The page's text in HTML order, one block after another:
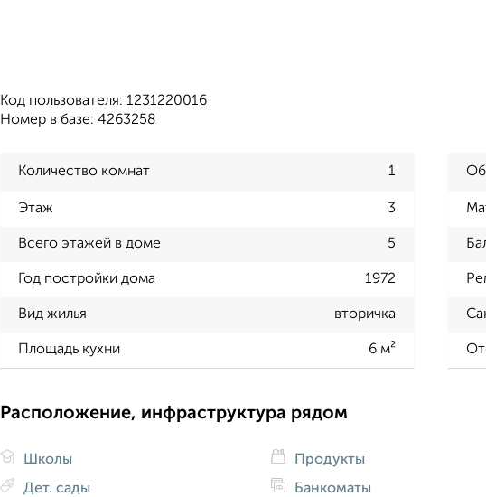
Код пользователя: 1231220016
Номер в базе: 4263258
Количество комнат 1
Этаж 3
Всего этажей в доме 5
Год постройки дома 1972
Вид жилья вторичка
Площадь кухни 6 м²
Расположение, инфраструктура рядом
Школы
Дет. сады
Продукты
Банкоматы